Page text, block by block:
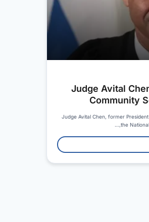
Judge Avital
Community
Judge Avital Chen, former
the